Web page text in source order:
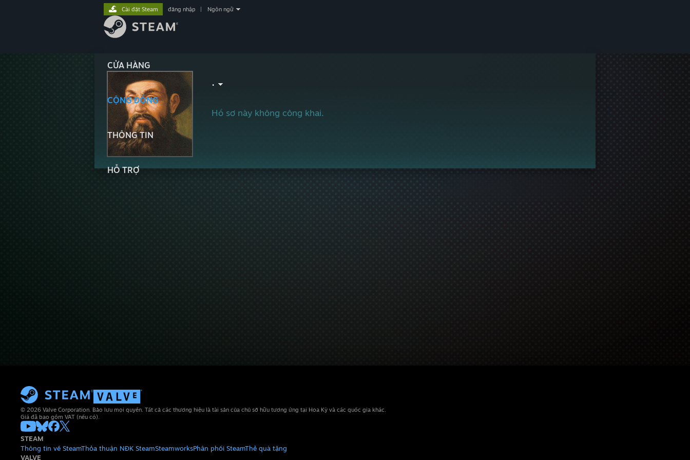
CỬA HÀNG
CỘNG ĐỒNG
THÔNG TIN
HỖ TRỢ
Cài đặt Steam đăng nhập Ngôn ngữ
.
Hồ sơ này không công khai.
© 2026 Valve Corporation. Bảo lưu mọi quyền. Tất cả các thương hiệu là tài sản của chủ sở hữu tương ứng tại Hoa Kỳ và các quốc gia khác.
Giá đã bao gồm VAT (nếu có).
STEAM
Thông tin về SteamThỏa thuận NĐK SteamSteamworksPhân phối SteamThẻ quà tặng
VALVE